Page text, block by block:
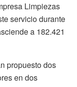
Limpiezas
servicio durante
a 182.421
propuesto dos
en dos